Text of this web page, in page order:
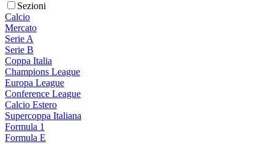
Sezioni
Calcio
Mercato
Serie A
Serie B
Coppa Italia
Champions League
Europa League
Conference League
Calcio Estero
Supercoppa Italiana
Formula 1
Formula E